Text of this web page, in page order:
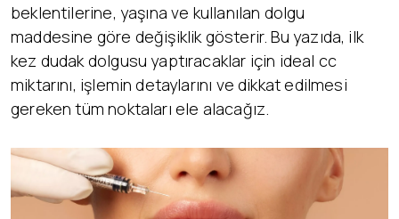
beklentilerine, yaşına ve kullanılan dolgu
maddesine göre değişiklik gösterir. Bu yazıda, ilk
kez dudak dolgusu yaptıracaklar için ideal cc
miktarını, işlemin detaylarını ve dikkat edilmesi
gereken tüm noktaları ele alacağız.